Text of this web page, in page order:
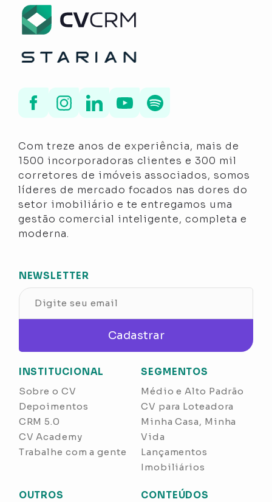
Com treze anos de experiência, mais de
1500 incorporadoras clientes e 300 mil
corretores de imóveis associados, somos
líderes de mercado focados nas dores do
setor imobiliário e te entregamos uma
gestão comercial inteligente, completa e
moderna.
INSTITUCIONAL
Sobre o CV
Depoimentos
CRM 5.0
CV Academy
Trabalhe com a gente
SEGMENTOS
Médio e Alto Padrão
CV para Loteadora
Minha Casa, Minha
Vida
Lançamentos
Imobiliários
OUTROS
CONTEÚDOS
NEWSLETTER
Cadastrar